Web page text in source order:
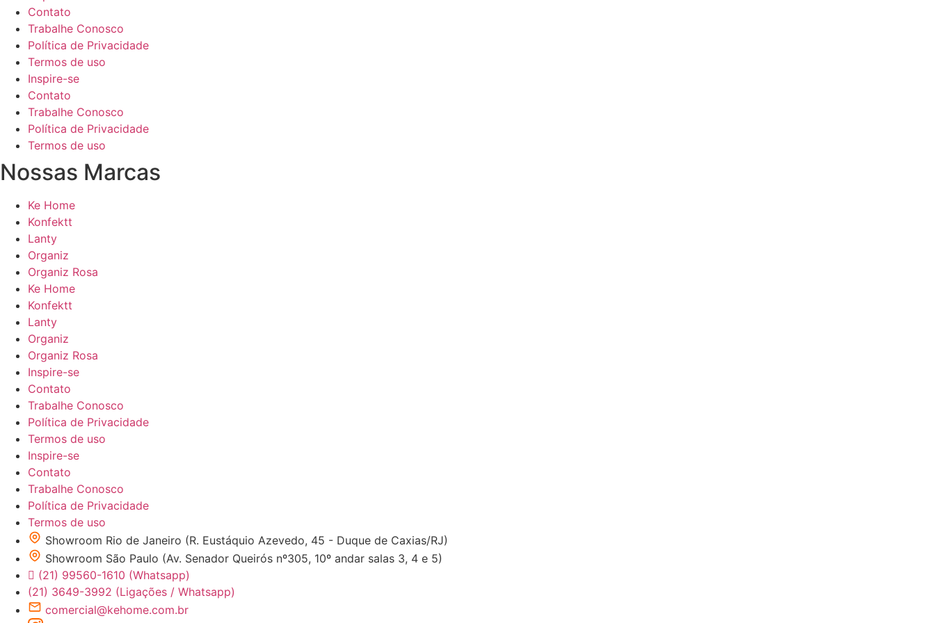
Contato
Trabalhe Conosco
Política de Privacidade
Termos de uso
Inspire-se
Contato
Trabalhe Conosco
Política de Privacidade
Termos de uso
Nossas Marcas
Ke Home
Konfektt
Lanty
Organiz
Organiz Rosa
Ke Home
Konfektt
Lanty
Organiz
Organiz Rosa
Inspire-se
Contato
Trabalhe Conosco
Política de Privacidade
Termos de uso
Inspire-se
Contato
Trabalhe Conosco
Política de Privacidade
Termos de uso
Showroom Rio de Janeiro (R. Eustáquio Azevedo, 45 - Duque de Caxias/RJ)
Showroom São Paulo (Av. Senador Queirós nº305, 10º andar salas 3, 4 e 5)
(21) 99560-1610 (Whatsapp)
(21) 3649-3992 (Ligações / Whatsapp)
comercial@kehome.com.br